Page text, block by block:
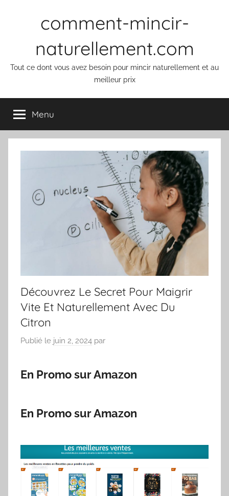
comment-mincir-
naturellement.com
Tout ce dont vous avez besoin pour mincir naturellement et au
meilleur prix
Menu
Découvrez Le Secret Pour Maigrir
Vite Et Naturellement Avec Du
Citron
Publié le juin 2, 2024 par
En Promo sur Amazon
En Promo sur Amazon